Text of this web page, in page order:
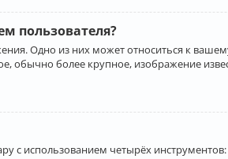
пользователя?
Одно из них может относиться к
обычно более крупное, изображение
с использованием четырёх